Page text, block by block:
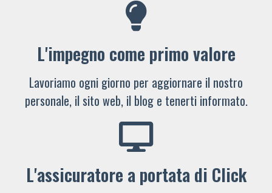
L'impegno come primo valore
Lavoriamo ogni giorno per aggiornare il nostro
personale, il sito web, il blog e tenerti informato.
L'assicuratore a portata di Click